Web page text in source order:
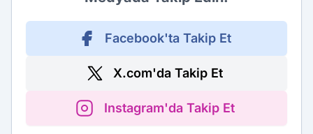
Facebook'ta Takip Et
X.com'da Takip Et
Instagram'da Takip Et